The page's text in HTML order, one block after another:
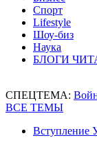
Спорт
Lifestyle
Шоу-биз
Наука
БЛОГИ
СПЕЦТЕМА:
ВСЕ ТЕМЫ
Вступление